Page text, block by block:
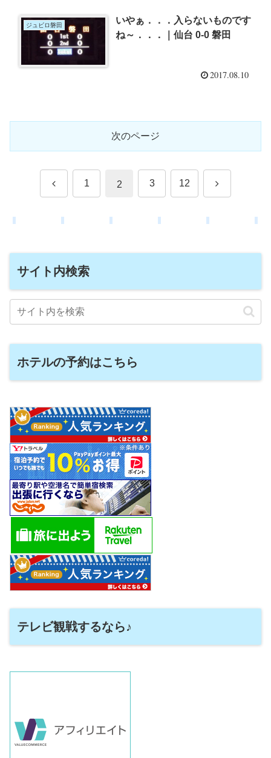
ジュビロ磐田
いやぁ．．．入らないものです
ね～．．．｜仙台 0-0 磐田
2017.08.10
次のページ
前 1 2 3 12 次
サイト内検索
ホテルの予約はこちら
テレビ観戦するなら♪